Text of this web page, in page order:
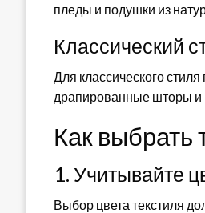
пледы и подушки из
Классический
Для классического
драпированные шторы и
Как выбрать
1. Учитывайте
Выбор цвета текстиля